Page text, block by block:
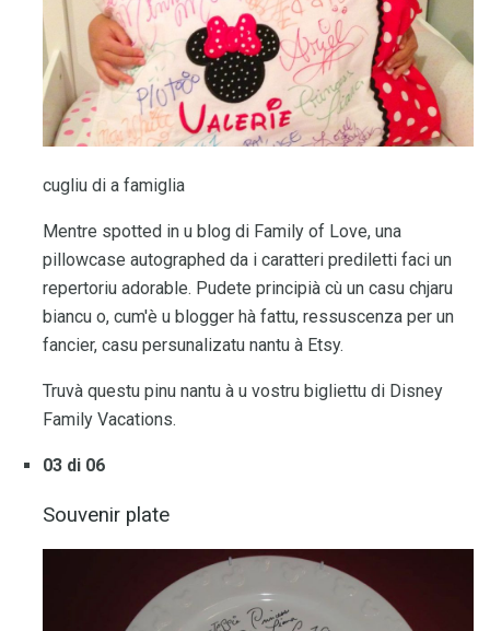
cugliu di a famiglia
Mentre spotted in u blog di Family of Love, una
pillowcase autographed da i caratteri prediletti faci un
repertoriu adorable. Pudete principià cù un casu chjaru
biancu o, cum'è u blogger hà fattu, ressuscenza per un
fancier, casu persunalizatu nantu à Etsy.
Truvà questu pinu nantu à u vostru bigliettu di Disney
Family Vacations.
03 di 06
Souvenir plate